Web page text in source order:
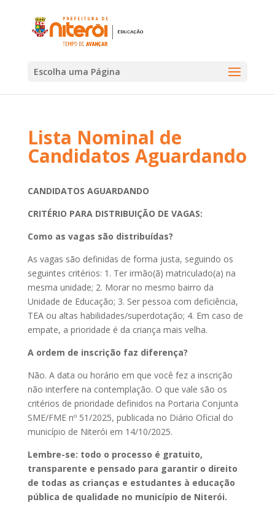
Escolha uma Página
Lista Nominal de
Candidatos Aguardando
CANDIDATOS AGUARDANDO
CRITÉRIO PARA DISTRIBUIÇÃO DE VAGAS:
Como as vagas são distribuídas?
As vagas são definidas de forma justa, seguindo os
seguintes critérios: 1. Ter irmão(ã) matriculado(a) na
mesma unidade; 2. Morar no mesmo bairro da
Unidade de Educação; 3. Ser pessoa com deficiência,
TEA ou altas habilidades/superdotação; 4. Em caso de
empate, a prioridade é da criança mais velha.
A ordem de inscrição faz diferença?
Não. A data ou horário em que você fez a inscrição
não interfere na contemplação. O que vale são os
critérios de prioridade definidos na Portaria Conjunta
SME/FME nº 51/2025, publicada no Diário Oficial do
município de Niterói em 14/10/2025.
Lembre-se: todo o processo é gratuito,
transparente e pensado para garantir o direito
de todas as crianças e estudantes à educação
pública de qualidade no município de Niterói.